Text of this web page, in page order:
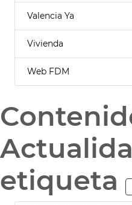
Valencia Ya
Vivienda
Web FDM
etiqueta